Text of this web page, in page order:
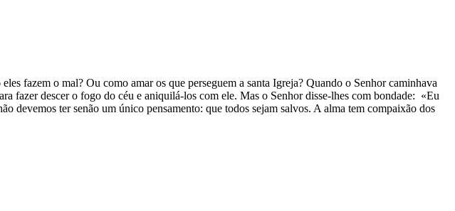
fazem o mal? Ou como amar os que perseguem a santa Igreja? Quando o Senhor caminhava
fazer descer o fogo do céu e aniquilá-los com ele. Mas o Senhor disse-lhes com bondade: «Eu
devemos ter senão um único pensamento: que todos sejam salvos. A alma tem compaixão dos